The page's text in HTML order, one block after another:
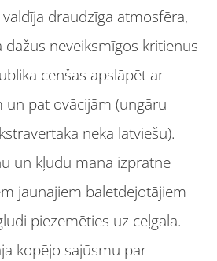
draudzīga atmosfēra,
dažus neveiksmīgos kritienus
cenšas apslāpēt ar
un pat ovācijām (ungāru
nekā latviešu).
un kļūdu manā izpratnē
jaunajiem baletdejotājiem
piezemēties uz ceļgala.
kopējo sajūsmu par